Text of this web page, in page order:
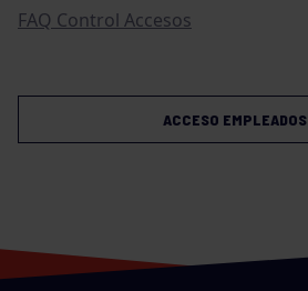
FAQ Control Accesos
ACCESO EMPLEADOS